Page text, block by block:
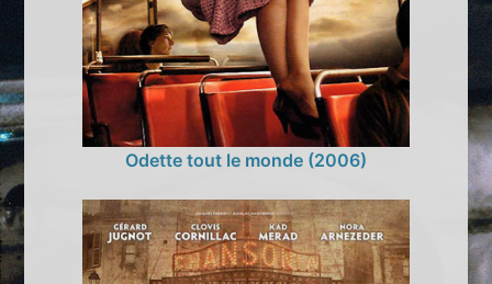
Odette tout le monde (2006)